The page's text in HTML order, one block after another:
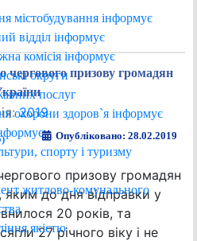
містобудування інформує
відділ інформує
комісія інформує
округи
послуг
охорони здоров`я інформує
спорту і туризму
житлово-комунального
якістю
чергового призову громадян
2019
Опубліковано: 28.02.2019
призову громадян
яким до дня відправки у
20 років, та
27 річного віку і не